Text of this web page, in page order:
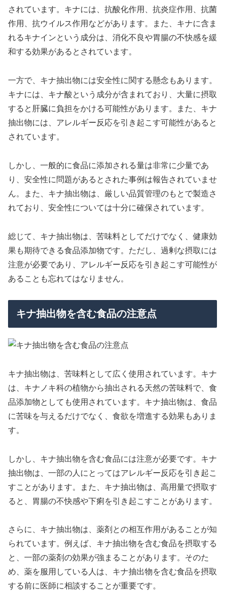
されています。キナには、抗酸化作用、抗炎症作用、抗菌
作用、抗ウイルス作用などがあります。また、キナに含ま
れるキナインという成分は、消化不良や胃腸の不快感を緩
和する効果があるとされています。
一方で、キナ抽出物には安全性に関する懸念もあります。
キナには、キナ酸という成分が含まれており、大量に摂取
すると肝臓に負担をかける可能性があります。また、キナ
抽出物には、アレルギー反応を引き起こす可能性があると
されています。
しかし、一般的に食品に添加される量は非常に少量であ
り、安全性に問題があるとされた事例は報告されていませ
ん。また、キナ抽出物は、厳しい品質管理のもとで製造さ
れており、安全性については十分に確保されています。
総じて、キナ抽出物は、苦味料としてだけでなく、健康効
果も期待できる食品添加物です。ただし、過剰な摂取には
注意が必要であり、アレルギー反応を引き起こす可能性が
あることも忘れてはなりません。
キナ抽出物を含む食品の注意点
キナ抽出物は、苦味料として広く使用されています。キナ
は、キナノキ科の植物から抽出される天然の苦味料で、食
品添加物としても使用されています。キナ抽出物は、食品
に苦味を与えるだけでなく、食欲を増進する効果もありま
す。
しかし、キナ抽出物を含む食品には注意が必要です。キナ
抽出物は、一部の人にとってはアレルギー反応を引き起こ
すことがあります。また、キナ抽出物は、高用量で摂取す
ると、胃腸の不快感や下痢を引き起こすことがあります。
さらに、キナ抽出物は、薬剤との相互作用があることが知
られています。例えば、キナ抽出物を含む食品を摂取する
と、一部の薬剤の効果が強まることがあります。そのた
め、薬を服用している人は、キナ抽出物を含む食品を摂取
する前に医師に相談することが重要です。